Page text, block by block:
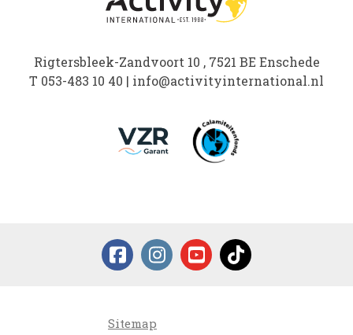
Rigtersbleek-Zandvoort 10 , 7521 BE Enschede
T 053-483 10 40 | info@activityinternational.nl
Sitemap